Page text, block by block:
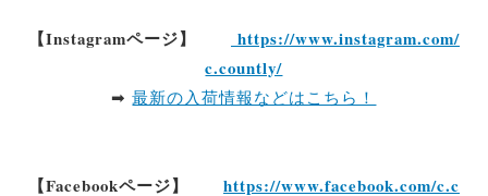
【Instagramページ】
https://www.instagram.com/
c.countly/
➡最新の入荷情報などはこちら！
【Facebookページ】 https://www.facebook.com/c.c